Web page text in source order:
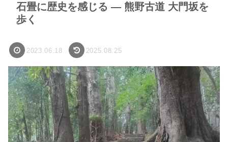
石畳に歴史を感じる ― 熊野古道 大門坂を
歩く
2023.06.18 2025.08.25